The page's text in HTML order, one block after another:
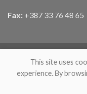
Fax: +387 33 76 48 65
This site uses
experience. By